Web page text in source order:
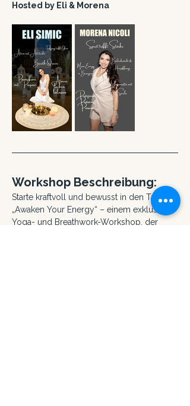
Hosted by Eli & Morena
Workshop Beschreibung:
Starte kraftvoll und bewusst in den Tag mit
„Awaken Your Energy“ – einem exklusiven
Yoga- und Breathwork-Workshop, der